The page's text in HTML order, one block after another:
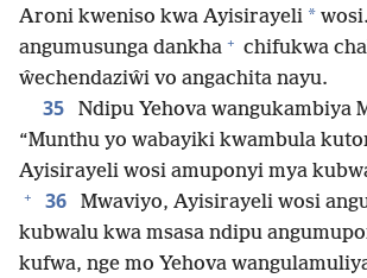
Aroni kweniso kwa Ayisirayeli * wosi.
angumusunga dankha + chifukwa
ŵechendaziŵi vo angachita nayu.
35
Ndipu Yehova wangukambiya
“Munthu yo wabayiki kwambula
Ayisirayeli wosi amuponyi mya
+ 36
Mwaviyo, Ayisirayeli wosi
kubwalu kwa msasa ndipu
kufwa, nge mo Yehova